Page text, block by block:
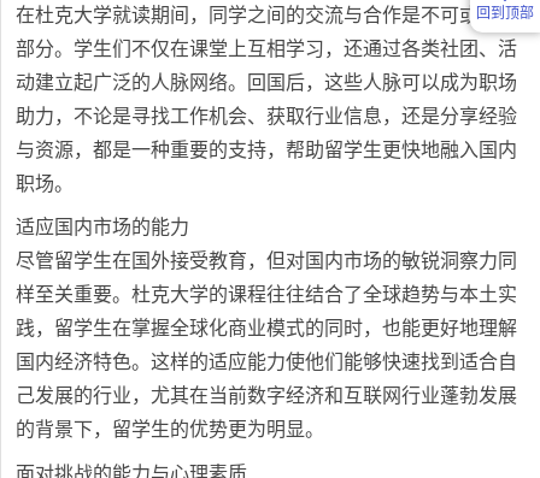
在杜克大学就读期间，同学之间的交流与合作是不可或缺的
部分。学生们不仅在课堂上互相学习，还通过各类社团、活
动建立起广泛的人脉网络。回国后，这些人脉可以成为职场
助力，不论是寻找工作机会、获取行业信息，还是分享经验
与资源，都是一种重要的支持，帮助留学生更快地融入国内
职场。
适应国内市场的能力
尽管留学生在国外接受教育，但对国内市场的敏锐洞察力同
样至关重要。杜克大学的课程往往结合了全球趋势与本土实
践，留学生在掌握全球化商业模式的同时，也能更好地理解
国内经济特色。这样的适应能力使他们能够快速找到适合自
己发展的行业，尤其在当前数字经济和互联网行业蓬勃发展
的背景下，留学生的优势更为明显。
回到顶部